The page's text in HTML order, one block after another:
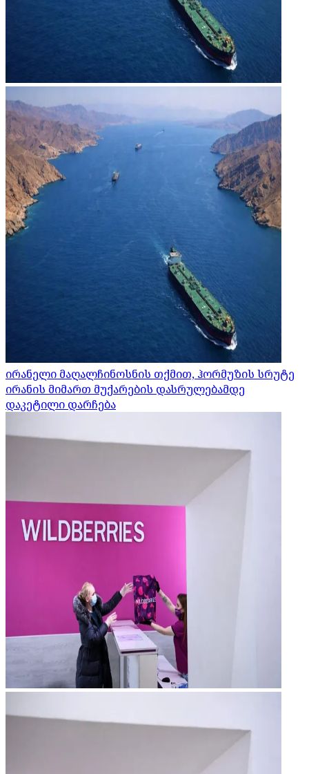
ირანელი მაღალჩინოსნის თქმით, ჰორმუზის სრუტე
ირანის მიმართ მუქარების დასრულებამდე
დაკეტილი დარჩება